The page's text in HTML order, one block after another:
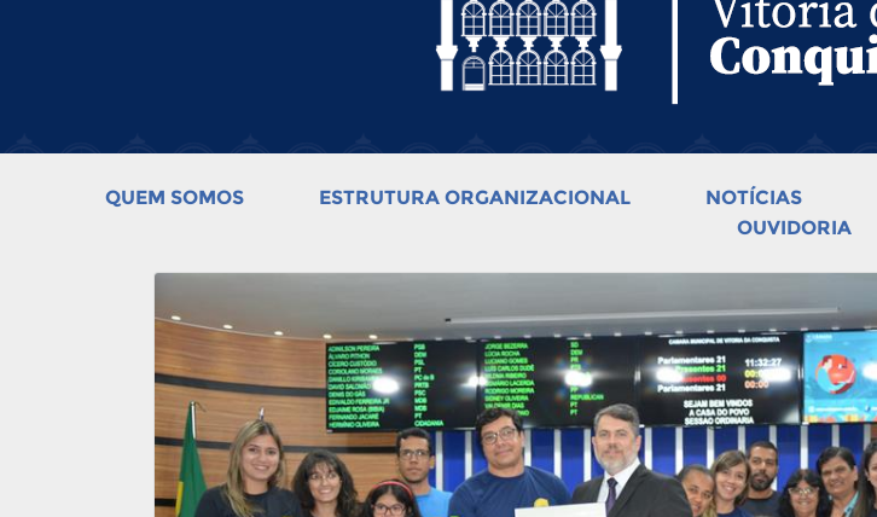
QUEM SOMOS ESTRUTURA ORGANIZACIONAL NOTÍCIAS
OUVIDORIA